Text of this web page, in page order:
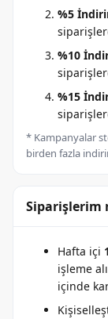
%5
%10
%15
* Kampanyalar
birden fazla
Siparişlerim
Hafta içi
işleme
içinde